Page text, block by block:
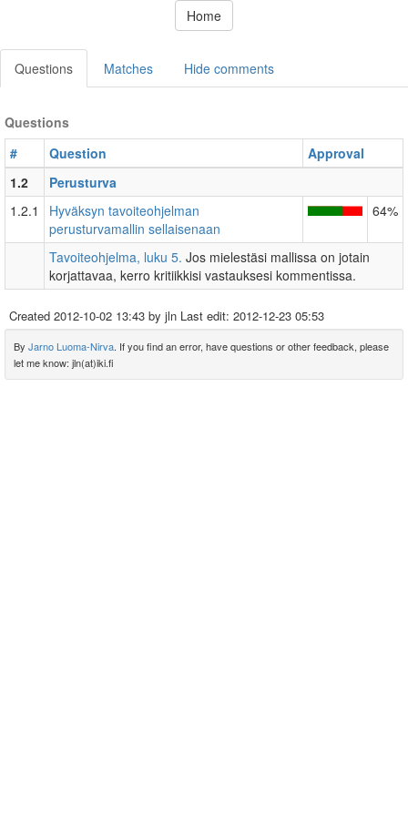
Home
Questions Matches Hide comments
Questions
#
Question
Approval
1.2
Perusturva
1.2.1
Hyväksyn tavoiteohjelman
perusturvamallin sellaisenaan
64%
Tavoiteohjelma, luku 5. Jos mielestäsi mallissa on jotain
korjattavaa, kerro kritiikkisi vastauksesi kommentissa.
Created 2012-10-02 13:43 by jln Last edit: 2012-12-23 05:53
By Jarno Luoma-Nirva. If you find an error, have questions or other feedback, please
let me know: jln(at)iki.fi